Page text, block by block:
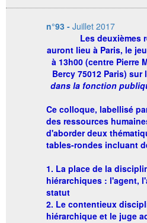
n°93 - Juillet 2017
Lesdeuxièmes
auront lieu à Paris, le
à 13h00 (centre Pierre
Bercy 75012 Paris) sur
dans la fonction
Ce colloque, labellisé
des ressources
d'aborder deux
tables-rondes incluant
1. La place de la
hiérarchiques : l'agent,
statut
2. Le contentieux
hiérarchique et le juge